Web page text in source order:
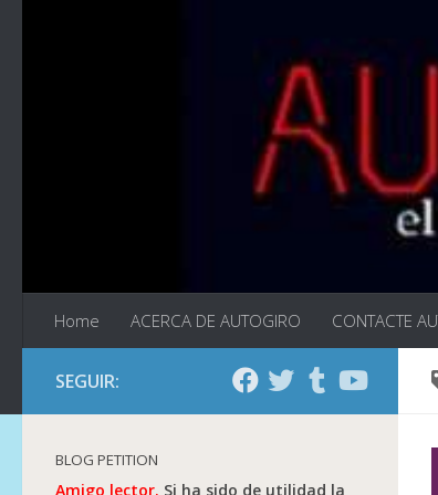
Home ACERCA DE AUTOGIRO CONTACTE
SEGUIR:
BLOG PETITION
Amigo lector. Si ha sido de utilidad la